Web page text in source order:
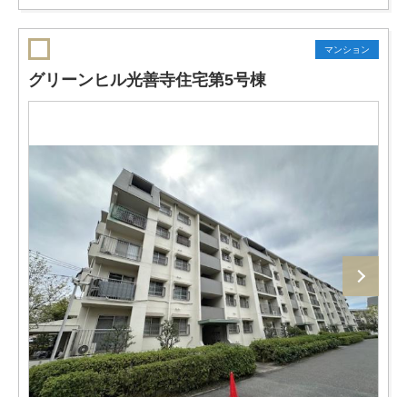
マンション
グリーンヒル光善寺住宅第5号棟